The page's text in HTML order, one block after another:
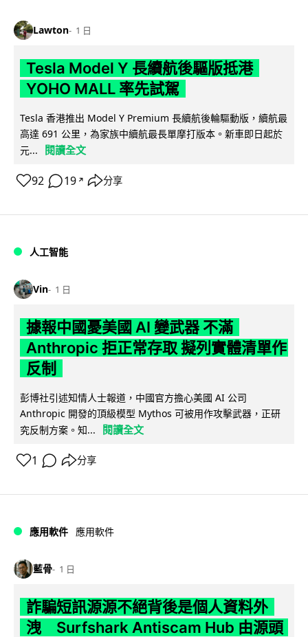
Lawton 1 日
Tesla Model Y 長續航後驅版抵港
YOHO MALL 率先試駕
Tesla 香港推出 Model Y Premium 長續航後輪驅動版，續航最
高達 691 公里，為家族中續航最長單摩打版本。新車即日起於
元...
閱讀全文
92 19 ↗ 分享
人工智能
Vin 1 日
據報中國憂美國 AI 變武器 不滿
Anthropic 拒正常存取 擬列實體清單作
反制
彭博社引述知情人士報道，中國官方擔心美國 AI 公司
Anthropic 開發的頂級模型 Mythos 可被用作攻擊武器，正研
究反制方案。知...
閱讀全文
1 分享
應用軟件 應用軟件
藍骨 1 日
詐騙短訊源源不絕背後是個人資料外
洩 Surfshark Antiscam Hub 由源頭